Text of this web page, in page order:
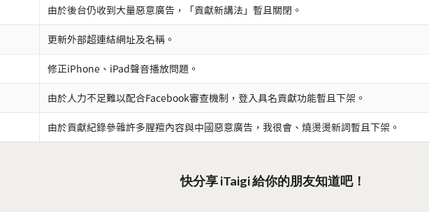
由於後台仍收到大量惡意廣告，「貢獻新講法」暫且關閉。
更新外部超連結網址及名稱。
修正iPhone、iPad聲音播放問題。
由於人力不足難以配合Facebook審查機制，登入具名貢獻功能暫且下架。
由於貢獻紀錄參雜許多腥羶內容與中國惡意廣告，我很會、燒燙燙新詞暫且下架。
快分享 iTaigi 給你的朋友知道吧！